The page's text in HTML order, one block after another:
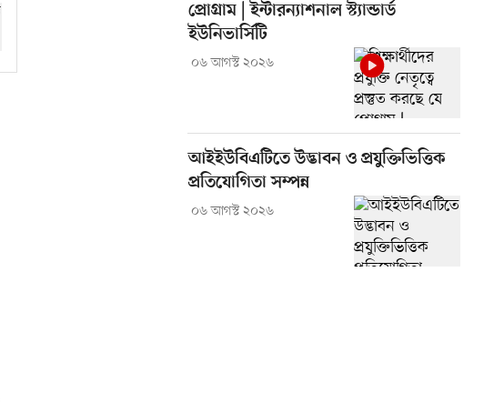
প্রোগ্রাম | ইন্টারন্যাশনাল স্ট্যান্ডার্ড
ইউনিভার্সিটি
০৬ আগস্ট ২০২৬
আইইউবিএটিতে উদ্ভাবন ও প্রযুক্তিভিত্তিক
প্রতিযোগিতা সম্পন্ন
০৬ আগস্ট ২০২৬